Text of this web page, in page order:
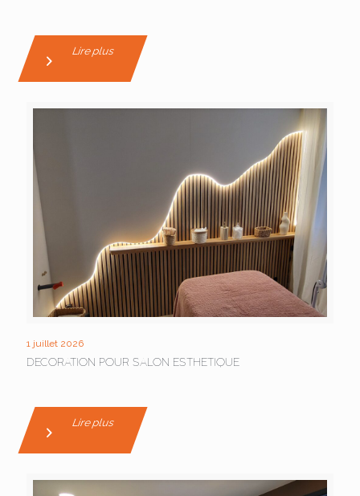
Lire plus
1 juillet 2026
DECORATION POUR SALON ESTHETIQUE
Lire plus